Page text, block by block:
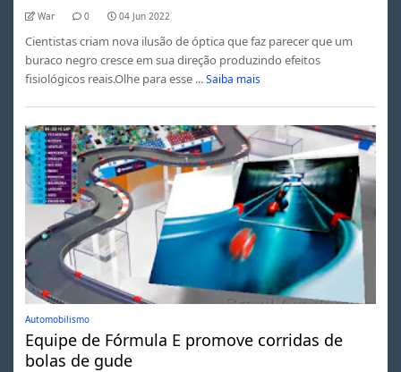
War 0 04 Jun 2022
Cientistas criam nova ilusão de óptica que faz parecer que um
buraco negro cresce em sua direção produzindo efeitos
fisiológicos reais.Olhe para esse ... Saiba mais
Automobilismo
Equipe de Fórmula E promove corridas de
bolas de gude